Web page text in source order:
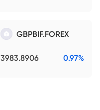
GBPBIF.FOREX
3983.8906 0.97%